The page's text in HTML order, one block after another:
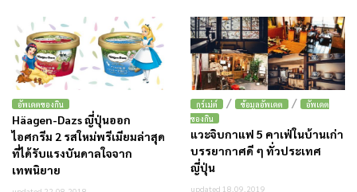
อัพเดตของกิน
Häagen-Dazs ญี่ปุ่นออก
ไอศกรีม 2 รสใหม่พรีเมียมล่าสุด
ที่ได้รับแรงบันดาลใจจาก
เทพนิยาย
กูร์เม่ต์ / ข้อมูลอัพเดต /
อัพเดต
ของกิน
แวะจิบกาแฟ 5 คาเฟ่ในบ้านเก่า
บรรยากาศดี ๆ ทั่วประเทศ
ญี่ปุ่น
updated 18.09.2019